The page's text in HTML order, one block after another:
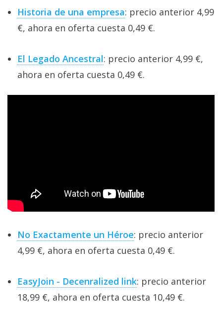
Historia de una empresa: precio anterior 4,99
€, ahora en oferta cuesta 0,49 €.
El Legado Ancestral: precio anterior 4,99 €,
ahora en oferta cuesta 0,49 €.
No Exactamente un Héroe: precio anterior
4,99 €, ahora en oferta cuesta 0,49 €.
EasyJoin - Decenralized link: precio anterior
18,99 €, ahora en oferta cuesta 10,49 €.